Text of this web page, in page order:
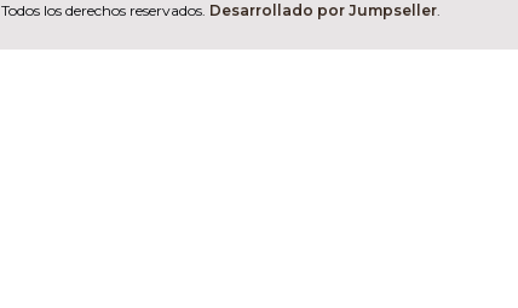
Todos los derechos reservados. Desarrollado por Jumpseller.